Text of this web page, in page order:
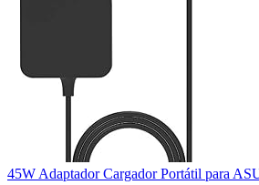
45W Adaptador Cargador Portátil para